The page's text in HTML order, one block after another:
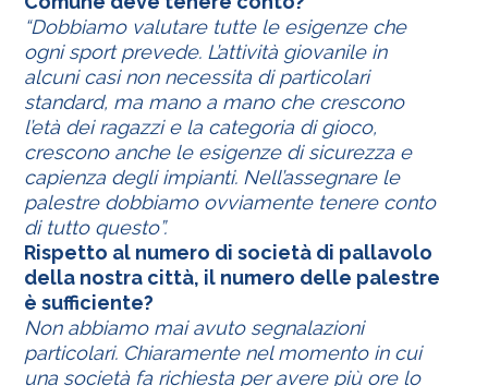
“Dobbiamo valutare tutte le esigenze che
ogni sport prevede. L’attività giovanile in
alcuni casi non necessita di particolari
standard, ma mano a mano che crescono
l’età dei ragazzi e la categoria di gioco,
crescono anche le esigenze di sicurezza e
capienza degli impianti. Nell’assegnare le
palestre dobbiamo ovviamente tenere conto
di tutto questo”.
Rispetto al numero di società di pallavolo
della nostra città, il numero delle palestre
è sufficiente?
Non abbiamo mai avuto segnalazioni
particolari. Chiaramente nel momento in cui
una società fa richiesta per avere più ore lo